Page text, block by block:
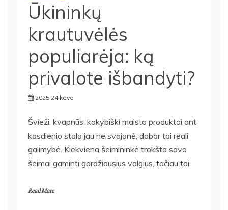
Ūkininkų
krautuvėlės
populiarėja: ką
privalote išbandyti?
2025 24 kovo
Švieži, kvapnūs, kokybiški maisto produktai ant
kasdienio stalo jau ne svajonė, dabar tai reali
galimybė. Kiekviena šeimininkė trokšta savo
šeimai gaminti gardžiausius valgius, tačiau tai
Read More